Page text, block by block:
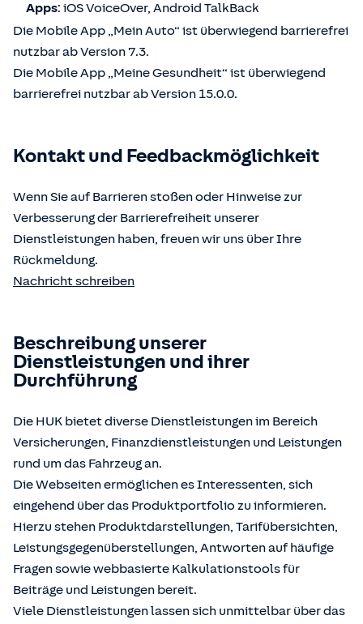
Apps: iOS VoiceOver, Android TalkBack
Die Mobile App „Mein Auto“ ist überwiegend barrierefrei
nutzbar ab Version 7.3.
Die Mobile App „Meine Gesundheit“ ist überwiegend
barrierefrei nutzbar ab Version 15.0.0.
Kontakt und Feedbackmöglichkeit
Wenn Sie auf Barrieren stoßen oder Hinweise zur
Verbesserung der Barrierefreiheit unserer
Dienstleistungen haben, freuen wir uns über Ihre
Rückmeldung.
Nachricht schreiben
Beschreibung unserer
Dienstleistungen und ihrer
Durchführung
Die HUK bietet diverse Dienstleistungen im Bereich
Versicherungen, Finanzdienstleistungen und Leistungen
rund um das Fahrzeug an.
Die Webseiten ermöglichen es Interessenten, sich
eingehend über das Produktportfolio zu informieren.
Hierzu stehen Produktdarstellungen, Tarifübersichten,
Leistungsgegenüberstellungen, Antworten auf häufige
Fragen sowie webbasierte Kalkulationstools für
Beiträge und Leistungen bereit.
Viele Dienstleistungen lassen sich unmittelbar über das